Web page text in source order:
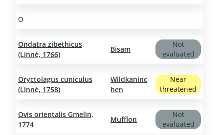
O
Ondatra zibethicus
(Linné, 1766)
Bisam
Not
evaluated
Oryctolagus cuniculus
(Linné, 1758)
Wildkaninc
hen
Near
threatened
Ovis orientalis Gmelin,
1774
Mufflon
Not
evaluated